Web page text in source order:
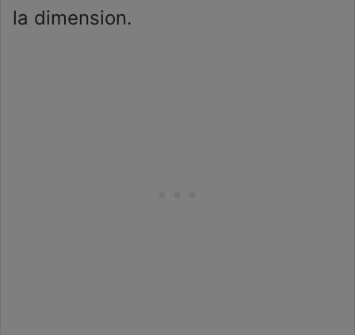
la dimension.